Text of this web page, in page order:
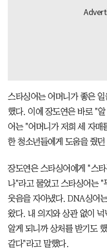
스타싱어는 어머니가 좋은
했다. 이에 장도연은 바로 "
어는 "어머니가 저희 세 자매
한 청소년들에게 도움을 줬
장도연은 스타싱어에게 "스
나"라고 물었고 스타싱어는 "
웃음을 자아냈다. DNA싱어
왔다. 내 의지와 상관 없이 넉
알게 되니까 상처를 받기도
같다"라고 말했다.